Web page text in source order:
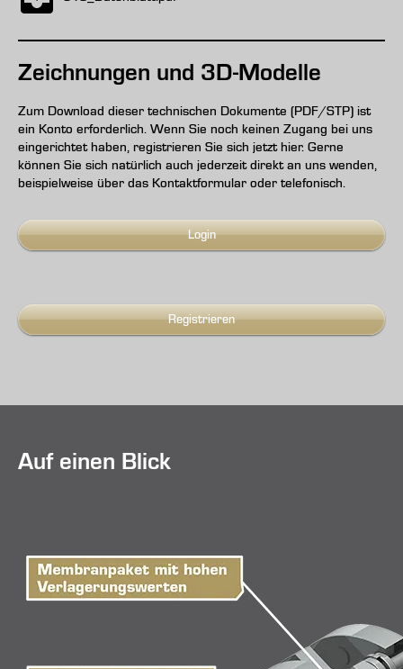
Zeichnungen und 3D-Modelle
Zum Download dieser technischen Dokumente (PDF/STP) ist
ein Konto erforderlich. Wenn Sie noch keinen Zugang bei uns
eingerichtet haben, registrieren Sie sich jetzt hier. Gerne
können Sie sich natürlich auch jederzeit direkt an uns wenden,
beispielweise über das Kontaktformular oder telefonisch.
Login
Registrieren
Auf einen Blick